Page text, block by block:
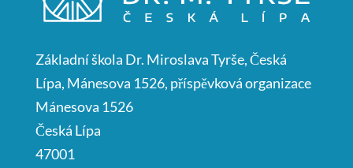
Základní škola Dr. Miroslava Tyrše, Česká
Lípa, Mánesova 1526, příspěvková organizace
Mánesova 1526
Česká Lípa
47001